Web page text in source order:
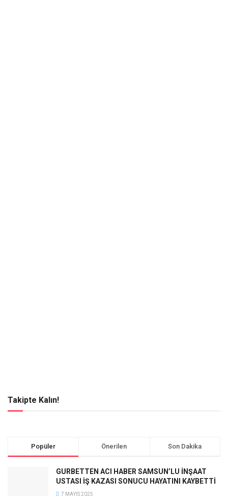
Takipte Kalın!
Popüler Önerilen Son Dakika
GURBETTEN ACI HABER SAMSUN’LU İNŞAAT
USTASI İŞ KAZASI SONUCU HAYATINI KAYBETTİ
7 MAYIS 2025